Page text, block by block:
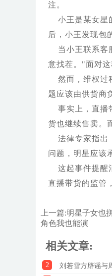
注。
小王是某女星
后，小王发现包
当小王联系客
意找茬。"面对这
然而，维权过
题应该由供货商
事实上，直播
货也继续售卖。
法律专家指出
问题，明星应该
这起事件提醒
直播带货的监管
上一篇:明星子女也
角色我也能演
相关文章:
2
刘若雪方辟谣与